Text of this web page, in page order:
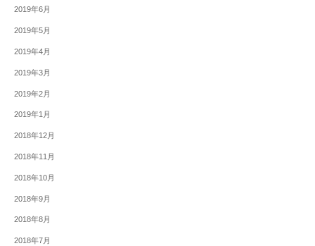
2019年6月
2019年5月
2019年4月
2019年3月
2019年2月
2019年1月
2018年12月
2018年11月
2018年10月
2018年9月
2018年8月
2018年7月